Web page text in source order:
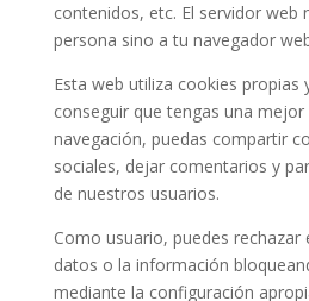
contenidos, etc. El servidor web
persona sino a tu navegador
Esta web utiliza cookies propias
conseguir que tengas una mejor
navegación, puedas compartir
sociales, dejar comentarios y
de nuestros usuarios.
Como usuario, puedes
datos o la información
mediante la configuración